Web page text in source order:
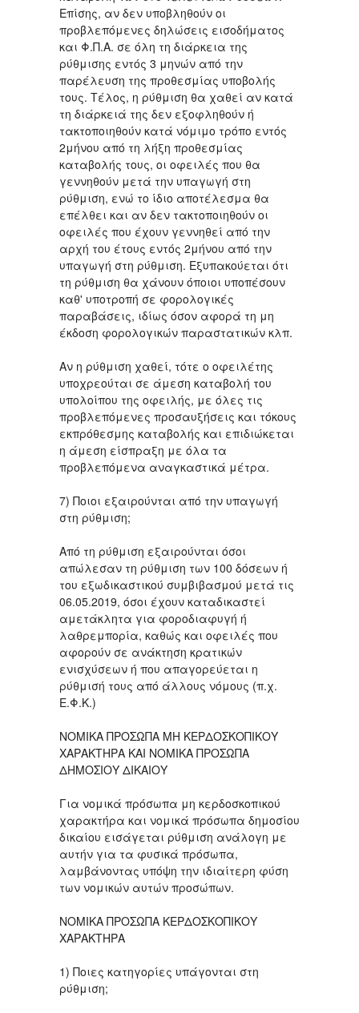
Επίσης, αν δεν υποβληθούν οι
προβλεπόμενες δηλώσεις εισοδήματος
και Φ.Π.Α. σε όλη τη διάρκεια της
ρύθμισης εντός 3 μηνών από την
παρέλευση της προθεσμίας υποβολής
τους. Τέλος, η ρύθμιση θα χαθεί αν κατά
τη διάρκειά της δεν εξοφληθούν ή
τακτοποιηθούν κατά νόμιμο τρόπο εντός
2μήνου από τη λήξη προθεσμίας
καταβολής τους, οι οφειλές που θα
γεννηθούν μετά την υπαγωγή στη
ρύθμιση, ενώ το ίδιο αποτέλεσμα θα
επέλθει και αν δεν τακτοποιηθούν οι
οφειλές που έχουν γεννηθεί από την
αρχή του έτους εντός 2μήνου από την
υπαγωγή στη ρύθμιση. Εξυπακούεται ότι
τη ρύθμιση θα χάνουν όποιοι υποπέσουν
καθ' υποτροπή σε φορολογικές
παραβάσεις, ιδίως όσον αφορά τη μη
έκδοση φορολογικών παραστατικών κλπ.
Αν η ρύθμιση χαθεί, τότε ο οφειλέτης
υποχρεούται σε άμεση καταβολή του
υπολοίπου της οφειλής, με όλες τις
προβλεπόμενες προσαυξήσεις και τόκους
εκπρόθεσμης καταβολής και επιδιώκεται
η άμεση είσπραξη με όλα τα
προβλεπόμενα αναγκαστικά μέτρα.
7) Ποιοι εξαιρούνται από την υπαγωγή
στη ρύθμιση;
Από τη ρύθμιση εξαιρούνται όσοι
απώλεσαν τη ρύθμιση των 100 δόσεων ή
του εξωδικαστικού συμβιβασμού μετά τις
06.05.2019, όσοι έχουν καταδικαστεί
αμετάκλητα για φοροδιαφυγή ή
λαθρεμπορία, καθώς και οφειλές που
αφορούν σε ανάκτηση κρατικών
ενισχύσεων ή που απαγορεύεται η
ρύθμισή τους από άλλους νόμους (π.χ.
Ε.Φ.Κ.)
ΝΟΜΙΚΑ ΠΡΟΣΩΠΑ ΜΗ ΚΕΡΔΟΣΚΟΠΙΚΟΥ
ΧΑΡΑΚΤΗΡΑ ΚΑΙ ΝΟΜΙΚΑ ΠΡΟΣΩΠΑ
ΔΗΜΟΣΙΟΥ ΔΙΚΑΙΟΥ
Για νομικά πρόσωπα μη κερδοσκοπικού
χαρακτήρα και νομικά πρόσωπα δημοσίου
δικαίου εισάγεται ρύθμιση ανάλογη με
αυτήν για τα φυσικά πρόσωπα,
λαμβάνοντας υπόψη την ιδιαίτερη φύση
των νομικών αυτών προσώπων.
ΝΟΜΙΚΑ ΠΡΟΣΩΠΑ ΚΕΡΔΟΣΚΟΠΙΚΟΥ
ΧΑΡΑΚΤΗΡΑ
1) Ποιες κατηγορίες υπάγονται στη
ρύθμιση;